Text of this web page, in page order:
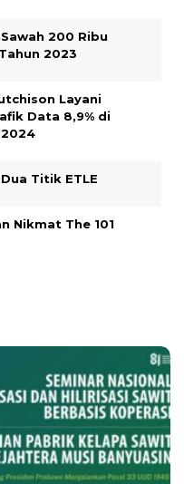
200 Ribu
2023
Layani
Data 8,9% di
2024
Titik ETLE
Nikmat The 101